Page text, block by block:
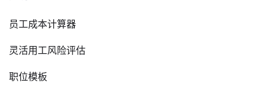
员工成本计算器
灵活用工风险评估
职位模板